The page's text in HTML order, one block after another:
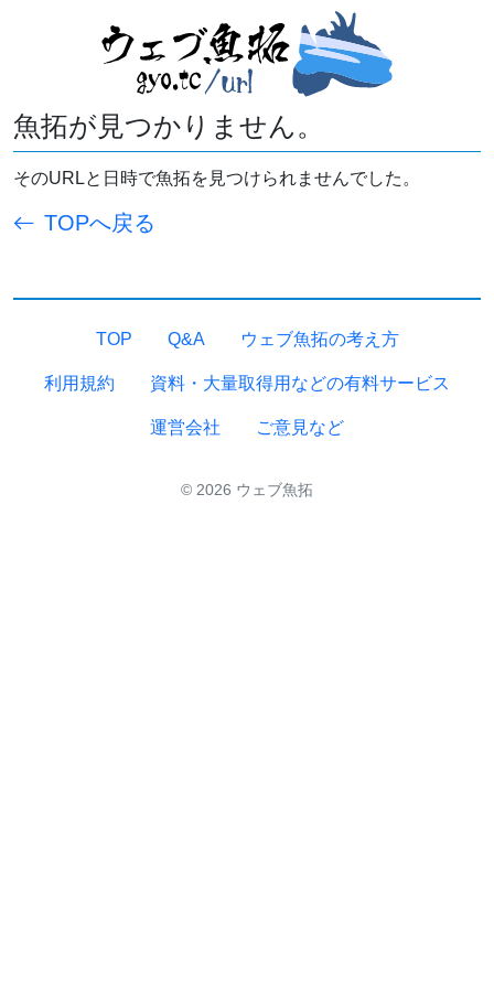
魚拓が見つかりません。
そのURLと日時で魚拓を見つけられませんでした。
TOPへ戻る
TOP Q&A ウェブ魚拓の考え方
利用規約 資料・大量取得用などの有料サービス
運営会社 ご意見など
© 2026 ウェブ魚拓